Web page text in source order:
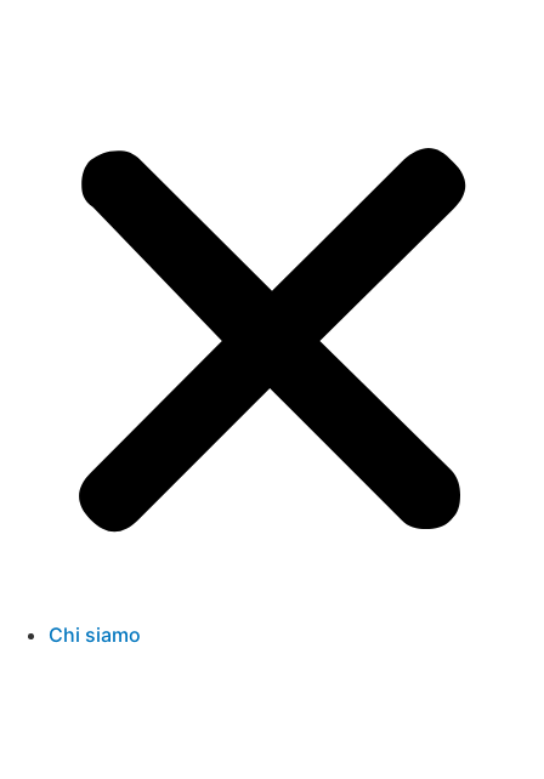
Chi siamo